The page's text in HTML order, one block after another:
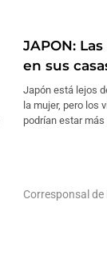
JAPON:
en sus
Japón está lejos
la mujer, pero los
podrían estar
Corresponsal de